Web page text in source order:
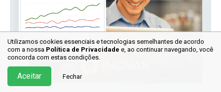
Utilizamos cookies essenciais e tecnologias semelhantes de acordo
com a nossa Política de Privacidade e, ao continuarnavegando, você
concorda com estas condições.
Aceitar Fechar